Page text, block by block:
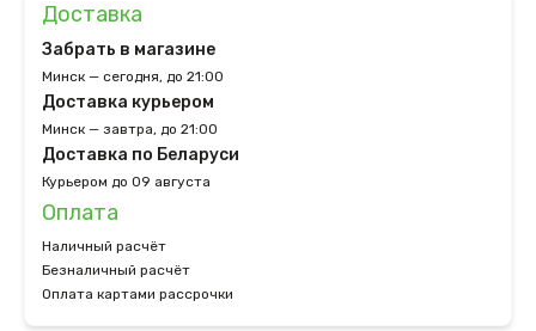
Доставка
Забрать в магазине
Минск — сегодня, до 21:00
Доставка курьером
Минск — завтра, до 21:00
Доставка по Беларуси
Курьером до 09 августа
Оплата
Наличный расчёт
Безналичный расчёт
Оплата картами рассрочки